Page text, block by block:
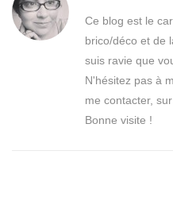
Ce blog est le
brico/déco et de
suis ravie que
N'hésitez pas à
me contacter,
Bonne visite !